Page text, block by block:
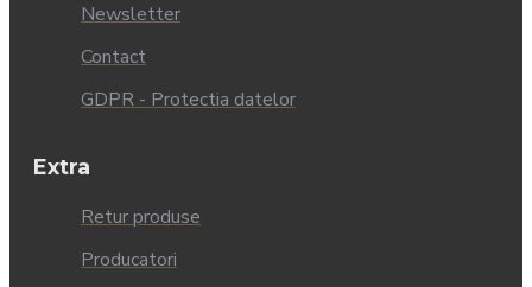
Newsletter
Contact
GDPR - Protectia datelor
Extra
Retur produse
Producatori